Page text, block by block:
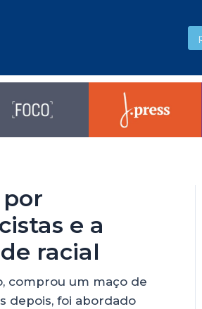
e a
racial
comprou um maço de
depois, foi abordado